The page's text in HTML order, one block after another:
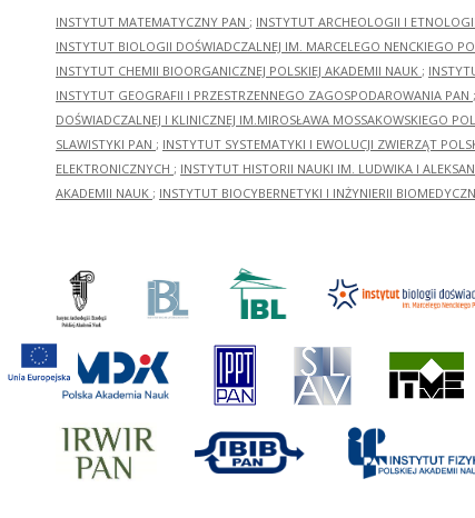
INSTYTUT MATEMATYCZNY PAN ; INSTYTUT ARCHEOLOGII I
INSTYTUT BIOLOGII DOŚWIADCZALNEJ IM. MARCELEGO NENCKIEGO
INSTYTUT CHEMII BIOORGANICZNEJ POLSKIEJ AKADEMII NAUK ;
INSTYTUT GEOGRAFII I PRZESTRZENNEGO ZAGOSPODAROWANIA PAN ;
DOŚWIADCZALNEJ I KLINICZNEJ IM.MIROSŁAWA MOSSAKOWSKIEGO
SLAWISTYKI PAN ; INSTYTUT SYSTEMATYKI I EWOLUCJI ZWIERZĄT
ELEKTRONICZNYCH ; INSTYTUT HISTORII NAUKI IM. LUDWIKA I
AKADEMII NAUK ; INSTYTUT BIOCYBERNETYKI I INŻYNIERII